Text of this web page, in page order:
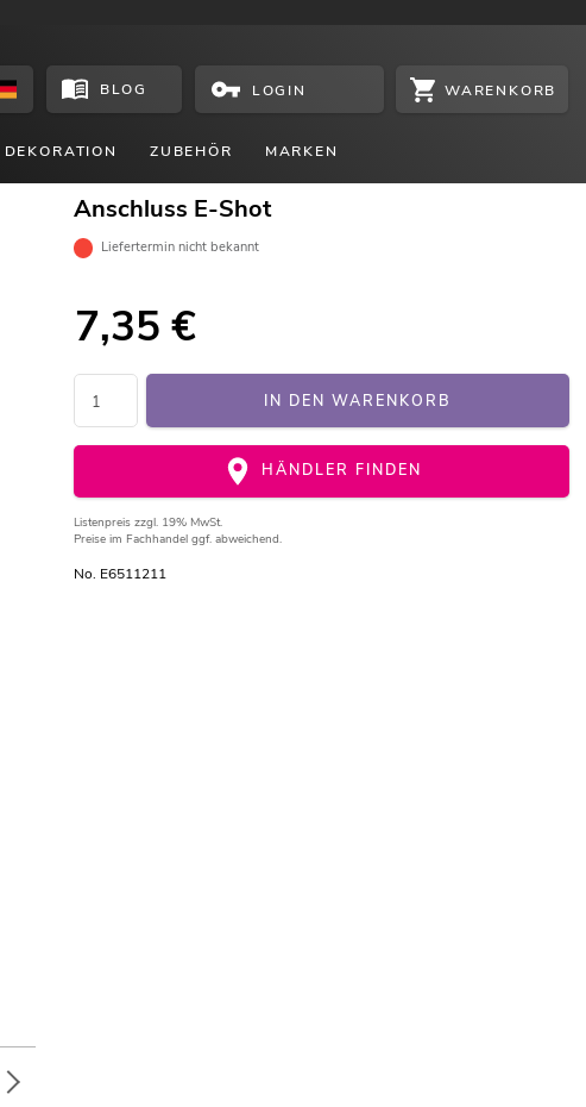
BLOG LOGIN WARENKORB
DEKORATION ZUBEHÖR MARKEN
Anschluss E-Shot
Liefertermin nicht bekannt
7,35 €
IN DEN WARENKORB
HÄNDLER FINDEN
Listenpreis zzgl. 19% MwSt.
Preise im Fachhandel ggf. abweichend.
No. E6511211